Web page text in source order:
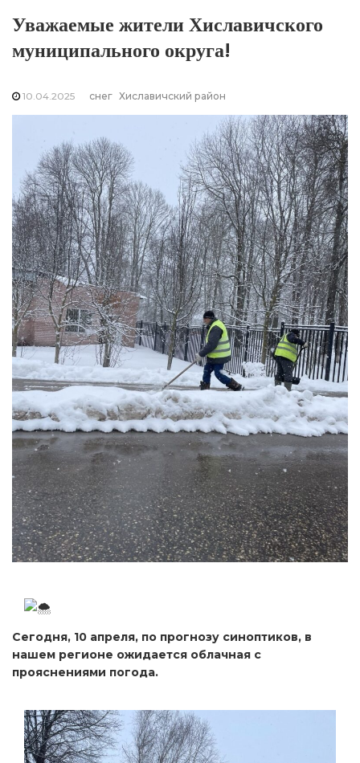
Уважаемые жители Хиславичского
муниципального округа!
10.04.2025 снег Хиславичский район
Сегодня, 10 апреля, по прогнозу синоптиков, в
нашем регионе ожидается облачная с
прояснениями погода.